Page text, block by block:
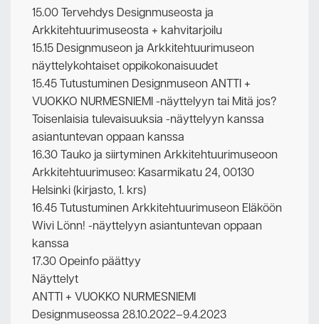
15.00 Tervehdys Designmuseosta ja
Arkkitehtuurimuseosta + kahvitarjoilu
15.15 Designmuseon ja Arkkitehtuurimuseon
näyttelykohtaiset oppikokonaisuudet
15.45 Tutustuminen Designmuseon ANTTI +
VUOKKO NURMESNIEMI -näyttelyyn tai Mitä jos?
Toisenlaisia tulevaisuuksia -näyttelyyn kanssa
asiantuntevan oppaan kanssa
16.30 Tauko ja siirtyminen Arkkitehtuurimuseoon
Arkkitehtuurimuseo: Kasarmikatu 24, 00130
Helsinki (kirjasto, 1. krs)
16.45 Tutustuminen Arkkitehtuurimuseon Eläköön
Wivi Lönn! -näyttelyyn asiantuntevan oppaan
kanssa
17.30 Opeinfo päättyy
Näyttelyt
ANTTI + VUOKKO NURMESNIEMI
Designmuseossa 28.10.2022–9.4.2023